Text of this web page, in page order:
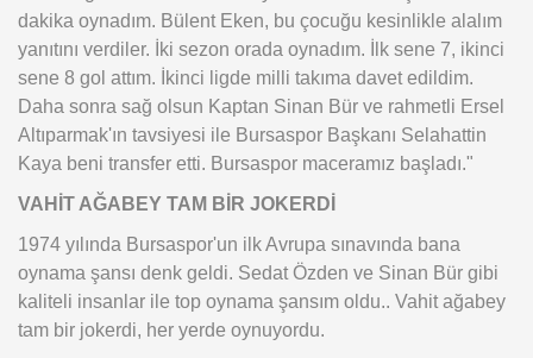
dakika oynadım. Bülent Eken, bu çocuğu kesinlikle alalım
yanıtını verdiler. İki sezon orada oynadım. İlk sene 7, ikinci
sene 8 gol attım. İkinci ligde milli takıma davet edildim.
Daha sonra sağ olsun Kaptan Sinan Bür ve rahmetli Ersel
Altıparmak'ın tavsiyesi ile Bursaspor Başkanı Selahattin
Kaya beni transfer etti. Bursaspor maceramız başladı."
VAHİT AĞABEY TAM BİR JOKERDİ
1974 yılında Bursaspor'un ilk Avrupa sınavında bana
oynama şansı denk geldi. Sedat Özden ve Sinan Bür gibi
kaliteli insanlar ile top oynama şansım oldu.. Vahit ağabey
tam bir jokerdi, her yerde oynuyordu.